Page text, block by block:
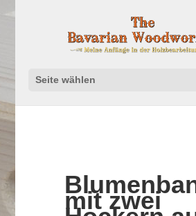
Seite wählen
mit zwei